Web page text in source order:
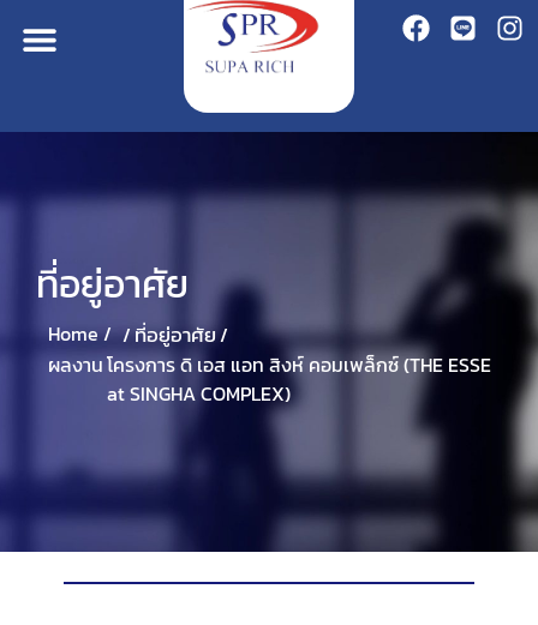
ที่อยู่อาศัย
Home /
ผลงาน
/ที่อยู่อาศัย/
โครงการ ดิ เอส แอท สิงห์ คอมเพล็กซ์ (THE ESSE
at SINGHA COMPLEX)